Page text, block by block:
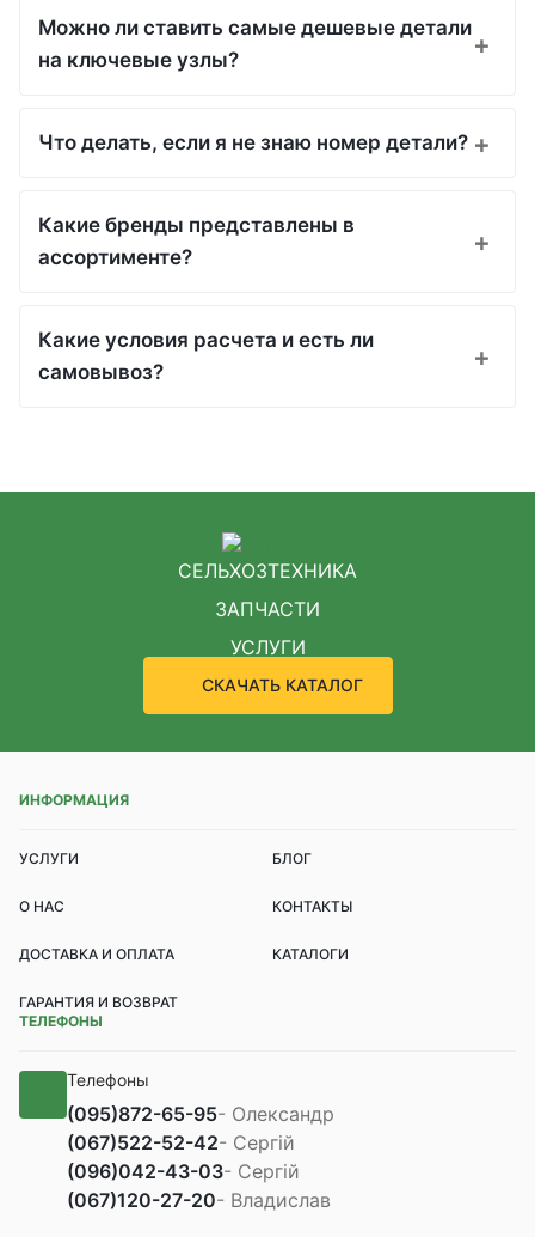
Можно ли ставить самые дешевые детали
на ключевые узлы?
Что делать, если я не знаю номер детали?
Какие бренды представлены в
ассортименте?
Какие условия расчета и есть ли
самовывоз?
СЕЛЬХОЗТЕХНИКА
ЗАПЧАСТИ
УСЛУГИ
СКАЧАТЬ КАТАЛОГ
ИНФОРМАЦИЯ
УСЛУГИ БЛОГ
О НАС КОНТАКТЫ
ДОСТАВКА И ОПЛАТА КАТАЛОГИ
ГАРАНТИЯ И ВОЗВРАТ
ТЕЛЕФОНЫ
Телефоны
(095)872-65-95- Олександр
(067)522-52-42- Сергій
(096)042-43-03- Сергій
(067)120-27-20- Владислав